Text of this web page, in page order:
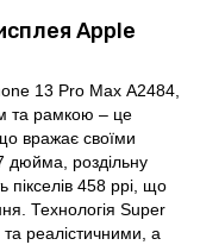
Apple
13 Pro Max A2484,
та рамкою – це
вражає своїми
дюйма, роздільну
пікселів 458 ppi, що
Технологія Super
реалістичними, а